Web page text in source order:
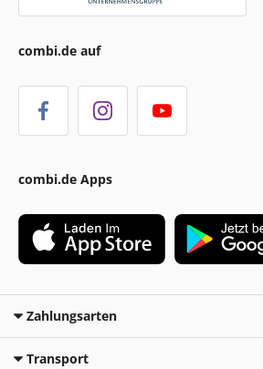
combi.de auf
combi.de Apps
Zahlungsarten
Transport